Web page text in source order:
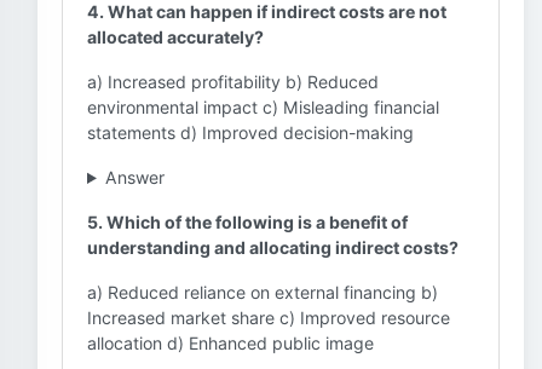
4. What can happen if indirect costs are not
allocated accurately?
a) Increased profitability b) Reduced
environmental impact c) Misleading financial
statements d) Improved decision-making
Answer
5. Which of the following is a benefit of
understanding and allocating indirect costs?
a) Reduced reliance on external financing b)
Increased market share c) Improved resource
allocation d) Enhanced public image